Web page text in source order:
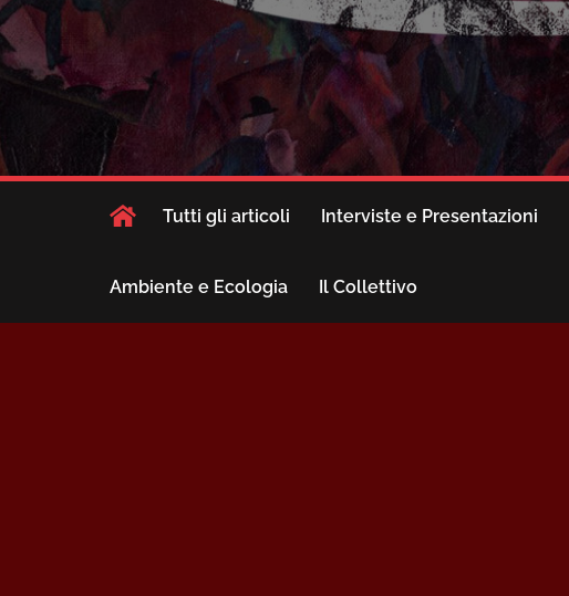
Tutti gli articoli Interviste e Presentazioni
Ambiente e Ecologia Il Collettivo